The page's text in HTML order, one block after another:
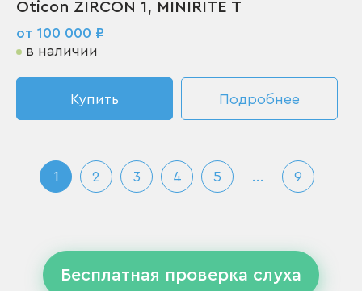
Oticon ZIRCON 1, MINIRITE T
от 100 000 ₽
в наличии
Купить Подробнее
1 2 3 4 5 ... 9
Бесплатная проверка слуха